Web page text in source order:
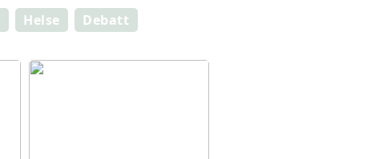
Helse Debatt